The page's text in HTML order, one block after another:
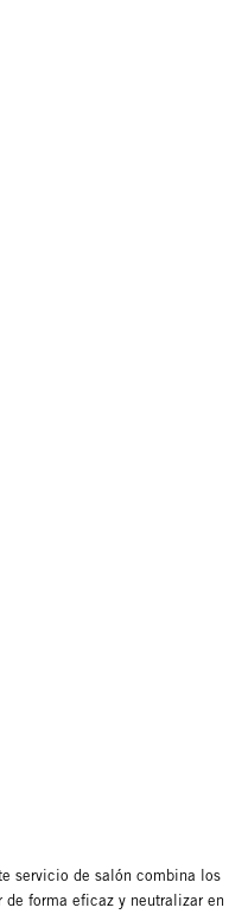
servicio de salón combina los
de forma eficaz y neutralizar en